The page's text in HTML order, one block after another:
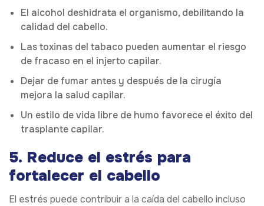
El alcohol deshidrata el organismo, debilitando la
calidad del cabello.
Las toxinas del tabaco pueden aumentar el riesgo
de fracaso en el injerto capilar.
Dejar de fumar antes y después de la cirugía
mejora la salud capilar.
Un estilo de vida libre de humo favorece el éxito del
trasplante capilar.
5. Reduce el estrés para
fortalecer el cabello
El estrés puede contribuir a la caída del cabello incluso